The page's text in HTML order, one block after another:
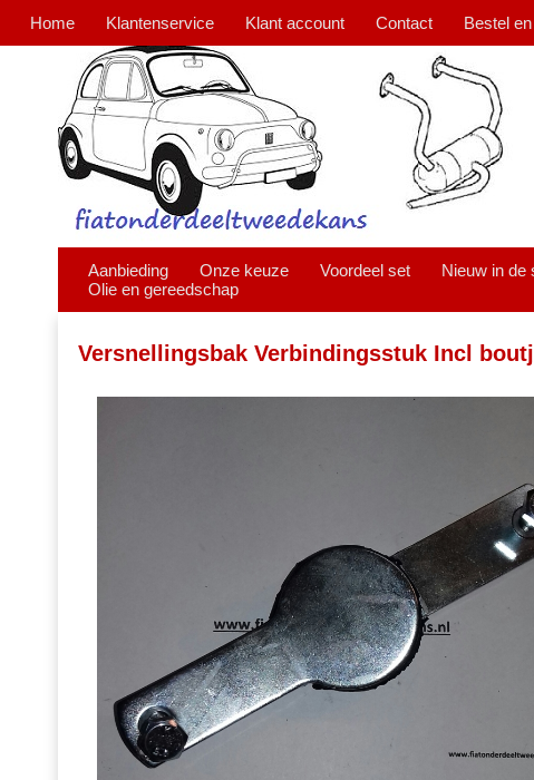
Home Klantenservice Klant account Contact Bestel
Aanbieding Onze keuze Voordeel set Nieuw in de
Olie en gereedschap
Versnellingsbak Verbindingsstuk Incl